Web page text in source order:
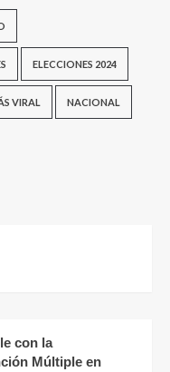
ELECCIONES 2024
VIRAL NACIONAL
con la
Múltiple en